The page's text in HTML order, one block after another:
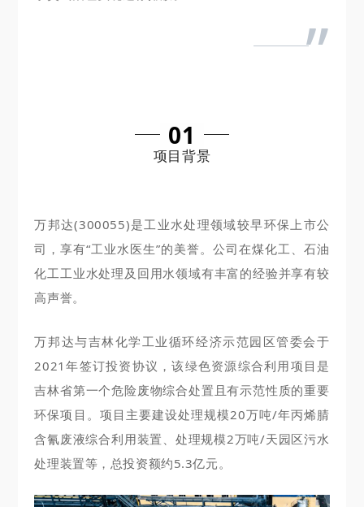
”
01
项目背景
万邦达(300055)是工业水处理领域较早环保上市公
司，享有“工业水医生”的美誉。公司在煤化工、石油
化工工业水处理及回用水领域有丰富的经验并享有较
高声誉。
万邦达与吉林化学工业循环经济示范园区管委会于
2021年签订投资协议，该绿色资源综合利用项目是
吉林省第一个危险废物综合处置且有示范性质的重要
环保项目。项目主要建设处理规模20万吨/年丙烯腈
含氰废液综合利用装置、处理规模2万吨/天园区污水
处理装置等，总投资额约5.3亿元。